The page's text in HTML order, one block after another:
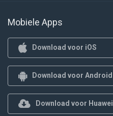
Mobiele Apps
Download voor iOS
Download voor Android
Download voor Huawei